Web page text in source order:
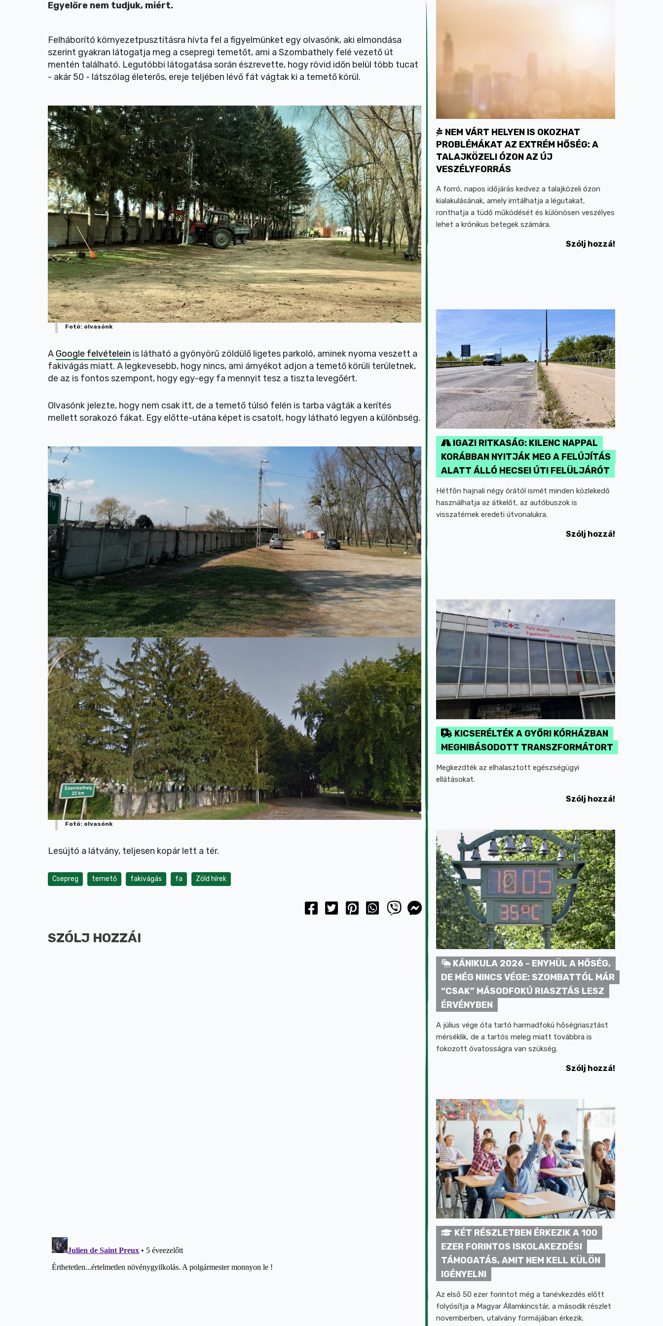
Egyelőre nem tudjuk, miért.
Felháborító környezetpusztításra hívta fel a figyelmünket egy olvasónk, aki elmondása
szerint gyakran látogatja meg a csepregi temetőt, ami a Szombathely felé vezető út
mentén található. Legutóbbi látogatása során észrevette, hogy rövid időn belül több tucat
- akár 50 - látszólag életerős, ereje teljében lévő fát vágtak ki a temető körül.
Fotó: olvasónk
A Google felvételein is látható a gyönyörű zöldülő ligetes parkoló, aminek nyoma veszett a
fakivágás miatt. A legkevesebb, hogy nincs, ami árnyékot adjon a temető körüli területnek,
de az is fontos szempont, hogy egy-egy fa mennyit tesz a tiszta levegőért.
Olvasónk jelezte, hogy nem csak itt, de a temető túlsó felén is tarba vágták a kerítés
mellett sorakozó fákat. Egy előtte-utána képet is csatolt, hogy látható legyen a különbség.
Fotó: olvasónk
Lesújtó a látvány, teljesen kopár lett a tér.
Csepreg temető fakivágás fa Zöld hírek
SZÓLJ HOZZÁ!
NEM VÁRT HELYEN IS OKOZHAT
PROBLÉMÁKAT AZ EXTRÉM HŐSÉG: A
TALAJKÖZELI ÓZON AZ ÚJ
VESZÉLYFORRÁS
A forró, napos időjárás kedvez a talajközeli ózon
kialakulásának, amely irritálhatja a légutakat,
ronthatja a tüdő működését és különösen veszélyes
lehet a krónikus betegek számára.
Szólj hozzá!
IGAZI RITKASÁG: KILENC NAPPAL
KORÁBBAN NYITJÁK MEG A FELÚJÍTÁS
ALATT ÁLLÓ HECSEI ÚTI FELÜLJÁRÓT
Hétfőn hajnali négy órától ismét minden közlekedő
használhatja az átkelőt, az autóbuszok is
visszatérnek eredeti útvonalukra.
Szólj hozzá!
KICSERÉLTÉK A GYŐRI KÓRHÁZBAN
MEGHIBÁSODOTT TRANSZFORMÁTORT
Megkezdték az elhalasztott egészségügyi
ellátásokat.
Szólj hozzá!
KÁNIKULA 2026 - ENYHÜL A HŐSÉG,
DE MÉG NINCS VÉGE: SZOMBATTÓL MÁR
“CSAK” MÁSODFOKÚ RIASZTÁS LESZ
ÉRVÉNYBEN
A július vége óta tartó harmadfokú hőségriasztást
mérséklik, de a tartós meleg miatt továbbra is
fokozott óvatosságra van szükség.
Szólj hozzá!
KÉT RÉSZLETBEN ÉRKEZIK A 100
EZER FORINTOS ISKOLAKEZDÉSI
TÁMOGATÁS, AMIT NEM KELL KÜLÖN
IGÉNYELNI
Az első 50 ezer forintot még a tanévkezdés előtt
folyósítja a Magyar Államkincstár, a második részlet
novemberben, utalvány formájában érkezik.